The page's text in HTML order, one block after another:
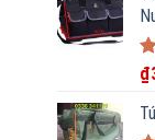
₫